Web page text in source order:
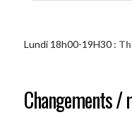
Lundi 18h00-19H30 :
Changements /